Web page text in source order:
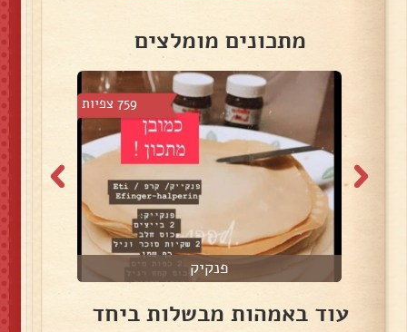
מתכונים מומלצים
759 צפיות
פנקיק
עוד באמהות מבשלות ביחד